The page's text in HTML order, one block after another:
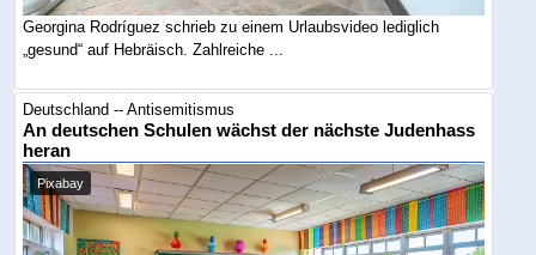
Georgina Rodríguez schrieb zu einem Urlaubsvideo lediglich
„gesund“ auf Hebräisch. Zahlreiche ...
Deutschland -- Antisemitismus
An deutschen Schulen wächst der nächste Judenhass
heran
Pixabay